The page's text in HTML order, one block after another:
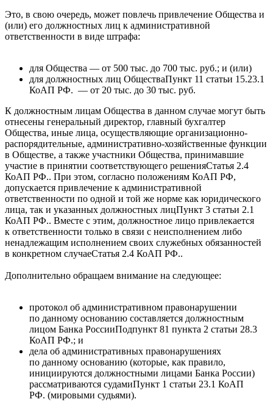
Это, в свою очередь, может повлечь привлечение Общества и
(или) его должностных лиц к административной
ответственности в виде штрафа:
для Общества — от 500 тыс. до 700 тыс. руб.; и (или)
для должностных лиц ОбществаПункт 11 статьи 15.23.1
КоАП РФ. — от 20 тыс. до 30 тыс. руб.
К должностным лицам Общества в данном случае могут быть
отнесены генеральный директор, главный бухгалтер
Общества, иные лица, осуществляющие организационно-
распорядительные, административно-хозяйственные функции
в Обществе, а также участники Общества, принимавшие
участие в принятии соответствующего решенияСтатья 2.4
КоАП РФ.. При этом, согласно положениям КоАП РФ,
допускается привлечение к административной
ответственности по одной и той же норме как юридического
лица, так и указанных должностных лицПункт 3 статьи 2.1
КоАП РФ.. Вместе с этим, должностное лицо привлекается
к ответственности только в связи с неисполнением либо
ненадлежащим исполнением своих служебных обязанностей
в конкретном случаеСтатья 2.4 КоАП РФ..
Дополнительно обращаем внимание на следующее:
протокол об административном правонарушении
по данному основанию составляется должностным
лицом Банка РоссииПодпункт 81 пункта 2 статьи 28.3
КоАП РФ.; и
дела об административных правонарушениях
по данному основанию (которые, как правило,
инициируются должностными лицами Банка России)
рассматриваются судамиПункт 1 статьи 23.1 КоАП
РФ. (мировыми судьями).